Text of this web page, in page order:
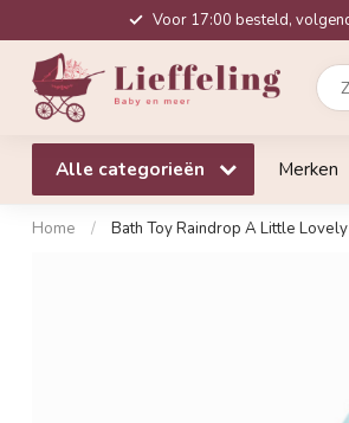
Voor 17:00 besteld,
Alle categorieën Merken
Home / Bath Toy Raindrop A Little